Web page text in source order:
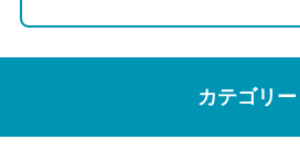
カテゴリー